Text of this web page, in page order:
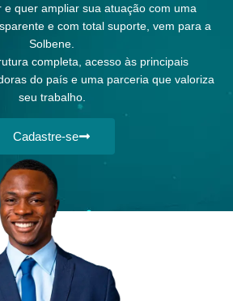
e quer ampliar sua atuação com uma
e com total suporte, vem para a
Solbene.
completa, acesso às principais
do país e uma parceria que valoriza
seu trabalho.
Cadastre-se